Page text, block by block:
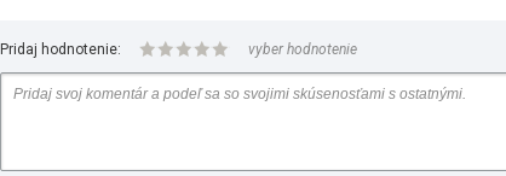
Pridaj hodnotenie: vyber hodnotenie